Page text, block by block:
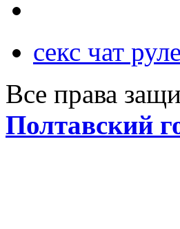
секс чат
Все права
Полтавский